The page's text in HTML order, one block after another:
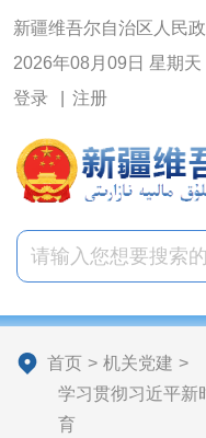
新疆维吾尔自治区人民
2026年08月09日 星期天
登录
注册
首页 > 机关党建 >
学习贯彻习近平新
育